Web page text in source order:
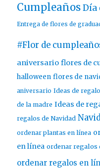
Cumpleaños Día
Entrega de flores de
#Flor de
aniversario flores de
halloween flores de
aniversario Ideas de
de la madre Ideas de
regalos de Navidad
ordenar plantas en línea
en línea ordenar regalos
ordenar regalos en